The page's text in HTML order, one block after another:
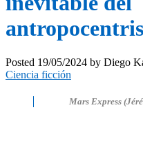
Posted 19/05/2024 by Diego
Ciencia ficción
Mars Express